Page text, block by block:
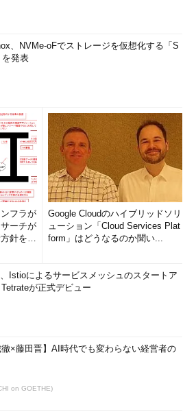
、NVMe-oFでストレージを仮想化する「S
を発表
フラが
ーチが
針を調
Google Cloudのハイブリッドソリ
ューション「Cloud Services Plat
form」はどうなるのか聞い...
Istioによるサービスメッシュのスタートア
Tetrateが正式デビュー
徹×藤田晋】AI時代でも変わらない経営者の
on GOETHE)